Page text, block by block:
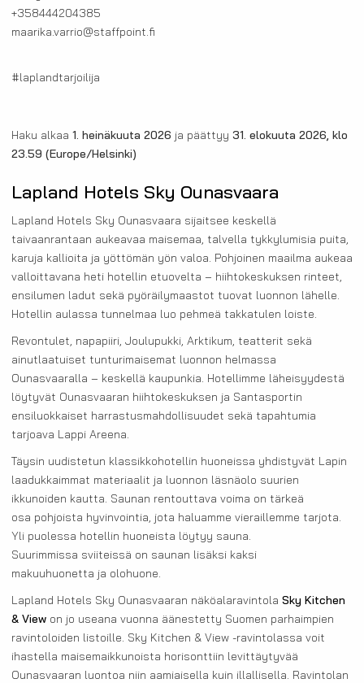
+358444204385
maarika.varrio@staffpoint.fi
#laplandtarjoilija
Haku alkaa 1. heinäkuuta 2026 ja päättyy 31. elokuuta 2026, klo
23.59 (Europe/Helsinki)
Lapland Hotels Sky Ounasvaara
Lapland Hotels Sky Ounasvaara sijaitsee keskellä
taivaanrantaan aukeavaa maisemaa, talvella tykkylumisia puita,
karuja kallioita ja yöttömän yön valoa. Pohjoinen maailma aukeaa
valloittavana heti hotellin etuovelta – hiihtokeskuksen rinteet,
ensilumen ladut sekä pyöräilymaastot tuovat luonnon lähelle.
Hotellin aulassa tunnelmaa luo pehmeä takkatulen loiste.
Revontulet, napapiiri, Joulupukki, Arktikum, teatterit sekä
ainutlaatuiset tunturimaisemat luonnon helmassa
Ounasvaaralla – keskellä kaupunkia. Hotellimme läheisyydestä
löytyvät Ounasvaaran hiihtokeskuksen ja Santasportin
ensiluokkaiset harrastusmahdollisuudet sekä tapahtumia
tarjoava Lappi Areena.
Täysin uudistetun klassikkohotellin huoneissa yhdistyvät Lapin
laadukkaimmat materiaalit ja luonnon läsnäolo suurien
ikkunoiden kautta. Saunan rentouttava voima on tärkeä
osa pohjoista hyvinvointia, jota haluamme vieraillemme tarjota.
Yli puolessa hotellin huoneista löytyy sauna.
Suurimmissa sviiteissä on saunan lisäksi kaksi
makuuhuonetta ja olohuone.
Lapland Hotels Sky Ounasvaaran näköalaravintola Sky Kitchen
& View on jo useana vuonna äänestetty Suomen parhaimpien
ravintoloiden listoille. Sky Kitchen & View -ravintolassa voit
ihastella maisemaikkunoista horisonttiin levittäytyvää
Ounasvaaran luontoa niin aamiaisella kuin illallisella. Ravintolan